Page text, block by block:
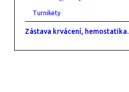
Turnikety
Zástava krvácení, hemostatika.